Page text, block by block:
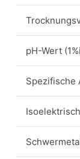
pH-Wert
Spezifische